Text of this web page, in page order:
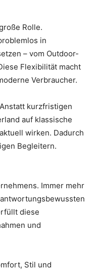
Rolle.
in
– vom Outdoor-
Flexibilität macht
Verbraucher.
kurzfristigen
auf klassische
wirken. Dadurch
Begleitern.
Immer mehr
diese
und
Stil und